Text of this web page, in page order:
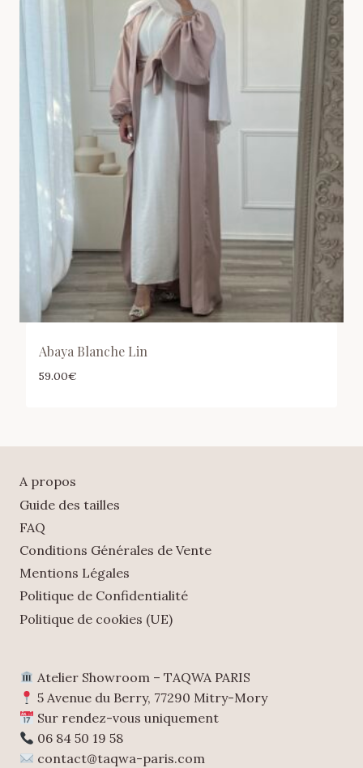
Abaya Blanche Lin
59.00€
A propos
Guide des tailles
FAQ
Conditions Générales de Vente
Mentions Légales
Politique de Confidentialité
Politique de cookies (UE)
Atelier Showroom – TAQWA PARIS
5 Avenue du Berry, 77290 Mitry-Mory
Sur rendez-vous uniquement
06 84 50 19 58
contact@taqwa-paris.com